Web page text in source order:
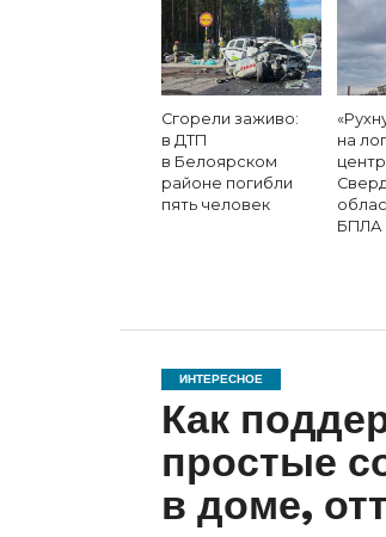
Сгорели заживо:
в ДТП
в Белоярском
районе погибли
пять человек
на
БПЛА
ИНТЕРЕСНОЕ
Как
простые
в доме,